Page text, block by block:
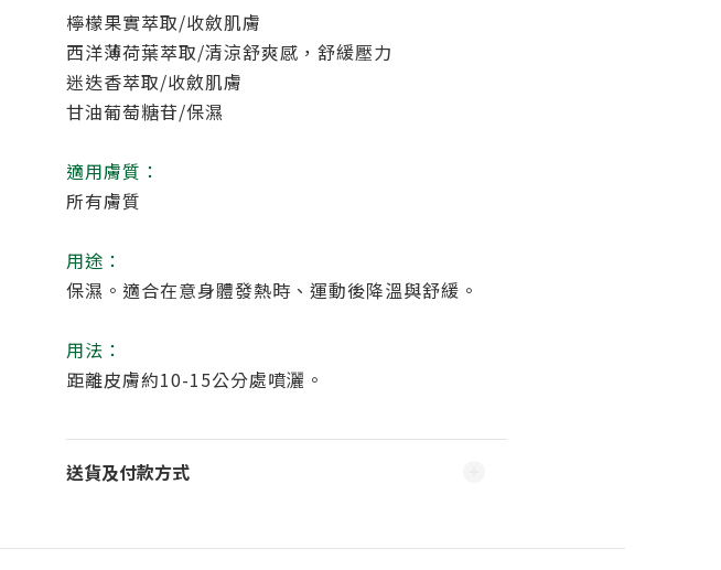
檸檬果實萃取/收斂肌膚
西洋薄荷葉萃取/清涼舒爽感，舒緩壓力
迷迭香萃取/收斂肌膚
甘油葡萄糖苷/保濕
適用膚質：
所有膚質
用途：
保濕。適合在意身體發熱時、運動後降溫與舒緩。
用法：
距離皮膚約10-15公分處噴灑。
送貨及付款方式